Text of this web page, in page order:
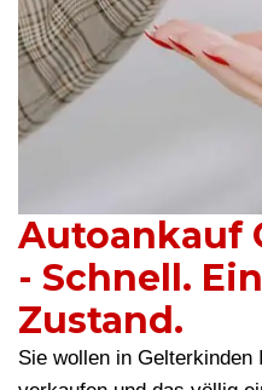
Autoankauf
- Schnell.
Zustand.
Sie wollen in